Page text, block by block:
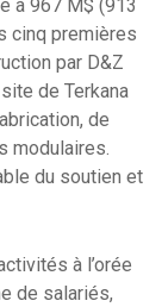
à 967 M$ (913
cinq premières
par D&Z
de Terkana
de
modulaires.
du soutien et
à l’orée
de salariés,